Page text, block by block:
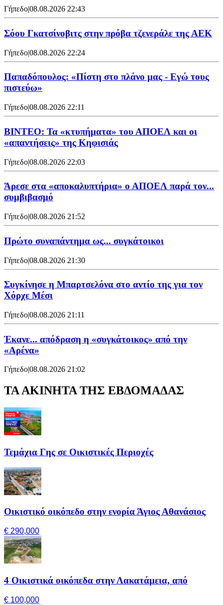
Γήπεδο|08.08.2026 22:43
Σόου Γκατσίνοβιτς στην πρόβα τζενεράλε της ΑΕΚ
Γήπεδο|08.08.2026 22:24
Παπαδόπουλος: «Πίστη στο πλάνο μας - Εγώ τους
πιστεύω»
Γήπεδο|08.08.2026 22:11
ΒΙΝΤΕΟ: Τα «κτυπήματα» του ΑΠΟΕΛ και οι
«απαντήσεις» της Κηφισιάς
Γήπεδο|08.08.2026 22:03
Άρεσε στα «αποκαλυπτήρια» ο ΑΠΟΕΛ παρά τον...
συμβιβασμό
Γήπεδο|08.08.2026 21:52
Πρώτο συναπάντημα ως... συγκάτοικοι
Γήπεδο|08.08.2026 21:30
Συγκίνησε η Μπαρτσελόνα στο αντίο της για τον
Χόρχε Μέσι
Γήπεδο|08.08.2026 21:11
Έκανε... απόδραση η «συγκάτοικος» από την
«Αρένα»
Γήπεδο|08.08.2026 21:02
ΤΑ ΑΚΙΝΗΤΑ ΤΗΣ ΕΒΔΟΜΑΔΑΣ
Τεμάχια Γης σε Οικιστικές Περιοχές
Οικιστικό οικόπεδο στην ενορία Άγιος Αθανάσιος
€ 290,000
4 Οικιστικά οικόπεδα στην Λακατάμεια, από
€ 100,000